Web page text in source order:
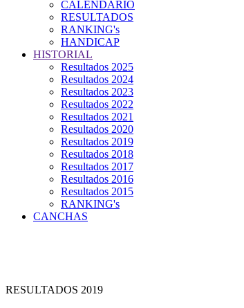
CALENDARIO
RESULTADOS
RANKING's
HANDICAP
HISTORIAL
Resultados 2025
Resultados 2024
Resultados 2023
Resultados 2022
Resultados 2021
Resultados 2020
Resultados 2019
Resultados 2018
Resultados 2017
Resultados 2016
Resultados 2015
RANKING's
CANCHAS
RESULTADOS 2019